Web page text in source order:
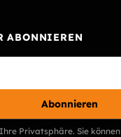
ABONNIEREN
Abonnieren
Privatsphäre. Sie